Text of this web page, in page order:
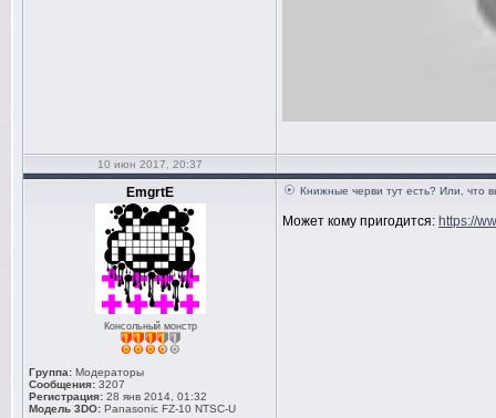
10 июн 2017, 20:37
EmgrtE
Консольный монстр
Группа: Модераторы
Сообщения: 3207
Регистрация: 28 янв 2014, 01:32
Модель 3DO: Panasonic FZ-10 NTSC-U
Книжные черви тут есть? Или, что
Может кому пригодится: https://